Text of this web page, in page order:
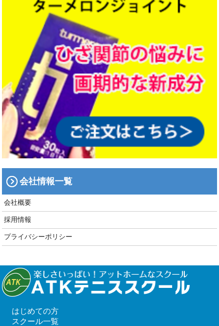
会社情報一覧
会社概要
採用情報
プライバシーポリシー
はじめての方
スクール一覧